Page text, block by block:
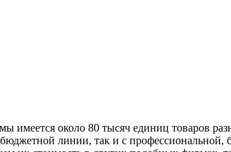
имеется около 80 тысяч единиц товаров
линии, так и с